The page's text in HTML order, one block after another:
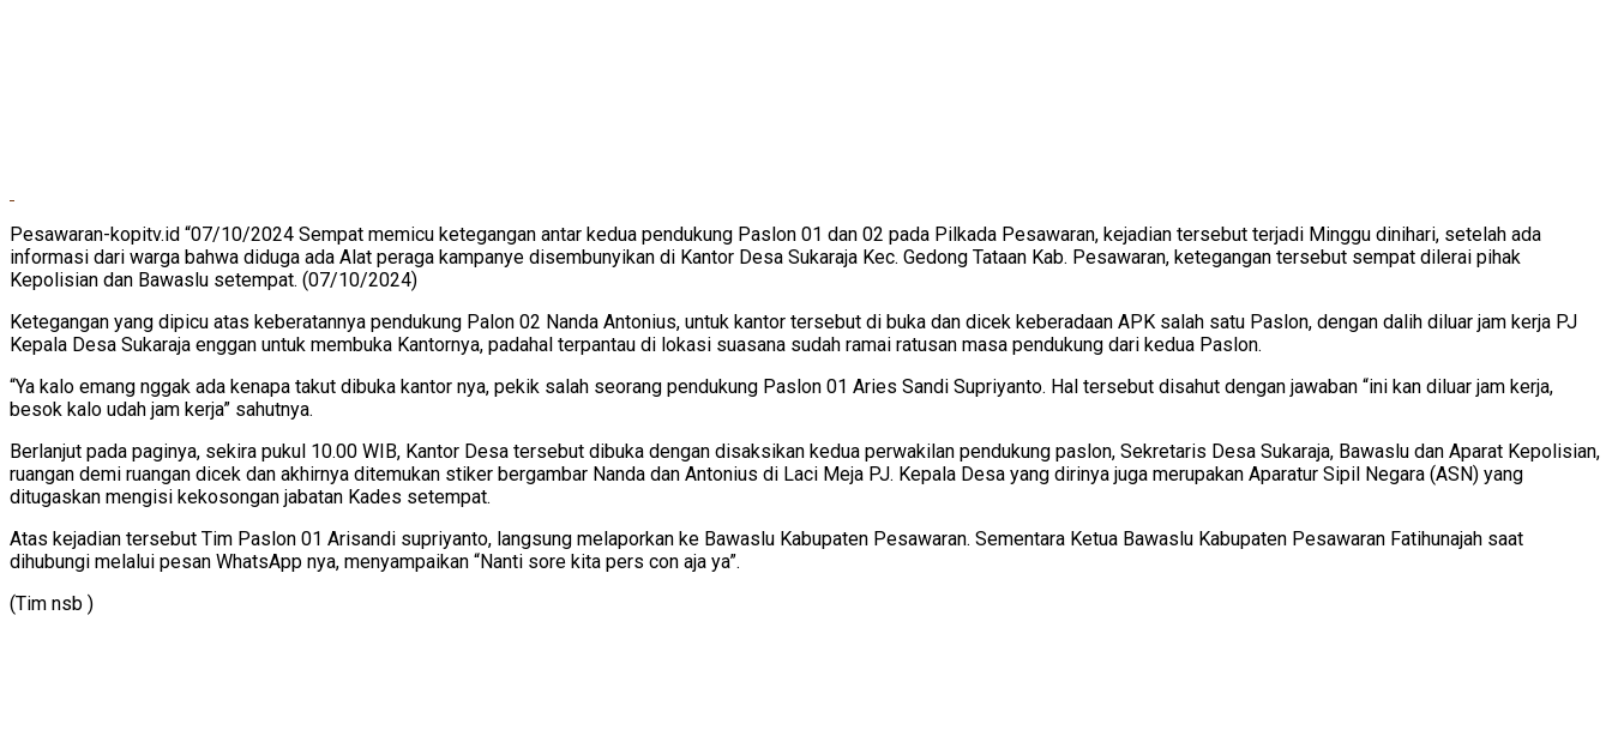
Pesawaran-kopitv.id “07/10/2024 Sempat memicu ketegangan antar kedua pendukung Paslon 01 dan 02 pada Pilkada Pesawaran, kejadian tersebut terjadi Minggu dinihari, setelah ada
informasi dari warga bahwa diduga ada Alat peraga kampanye disembunyikan di Kantor Desa Sukaraja Kec. Gedong Tataan Kab. Pesawaran, ketegangan tersebut sempat dilerai pihak
Kepolisian dan Bawaslu setempat. (07/10/2024)
Ketegangan yang dipicu atas keberatannya pendukung Palon 02 Nanda Antonius, untuk kantor tersebut di buka dan dicek keberadaan APK salah satu Paslon, dengan dalih diluar jam kerja PJ
Kepala Desa Sukaraja enggan untuk membuka Kantornya, padahal terpantau di lokasi suasana sudah ramai ratusan masa pendukung dari kedua Paslon.
“Ya kalo emang nggak ada kenapa takut dibuka kantor nya, pekik salah seorang pendukung Paslon 01 Aries Sandi Supriyanto. Hal tersebut disahut dengan jawaban “ini kan diluar jam kerja,
besok kalo udah jam kerja” sahutnya.
Berlanjut pada paginya, sekira pukul 10.00 WIB, Kantor Desa tersebut dibuka dengan disaksikan kedua perwakilan pendukung paslon, Sekretaris Desa Sukaraja, Bawaslu dan Aparat Kepolisian,
ruangan demi ruangan dicek dan akhirnya ditemukan stiker bergambar Nanda dan Antonius di Laci Meja PJ. Kepala Desa yang dirinya juga merupakan Aparatur Sipil Negara (ASN) yang
ditugaskan mengisi kekosongan jabatan Kades setempat.
Atas kejadian tersebut Tim Paslon 01 Arisandi supriyanto, langsung melaporkan ke Bawaslu Kabupaten Pesawaran. Sementara Ketua Bawaslu Kabupaten Pesawaran Fatihunajah saat
dihubungi melalui pesan WhatsApp nya, menyampaikan “Nanti sore kita pers con aja ya”.
(Tim nsb )